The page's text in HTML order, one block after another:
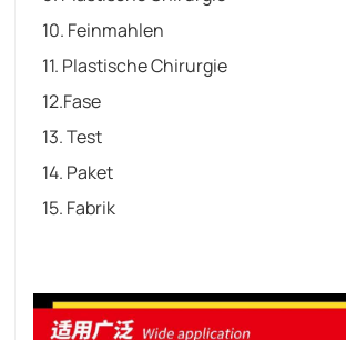
10. Feinmahlen
11. Plastische Chirurgie
12.Fase
13. Test
14. Paket
15. Fabrik